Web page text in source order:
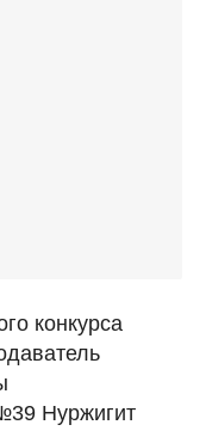
конкурса
Нуржигит